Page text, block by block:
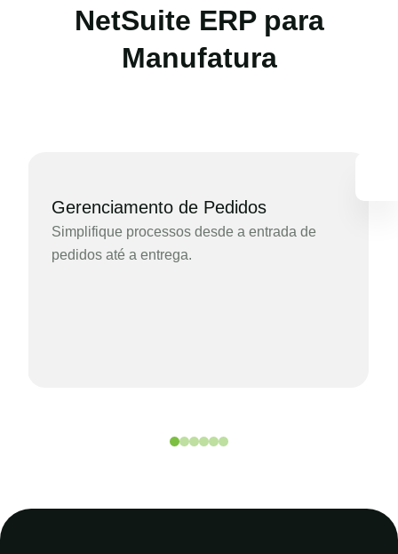
NetSuite ERP para
Manufatura
Planejamento e Programação
Otimize cronogramas